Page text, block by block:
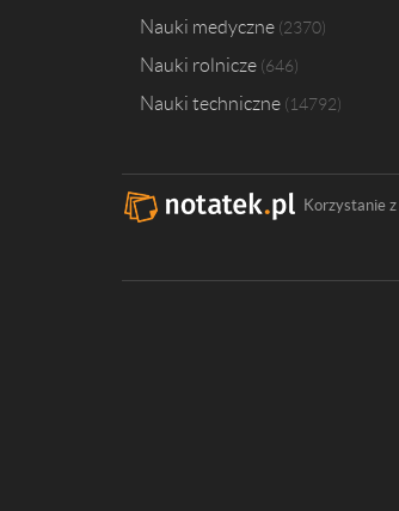
Nauki medyczne 2370
Nauki rolnicze 646
Nauki techniczne 14792
Korzystanie